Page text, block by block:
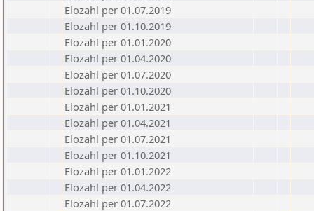
Elozahl per 01.07.2019
Elozahl per 01.10.2019
Elozahl per 01.01.2020
Elozahl per 01.04.2020
Elozahl per 01.07.2020
Elozahl per 01.10.2020
Elozahl per 01.01.2021
Elozahl per 01.04.2021
Elozahl per 01.07.2021
Elozahl per 01.10.2021
Elozahl per 01.01.2022
Elozahl per 01.04.2022
Elozahl per 01.07.2022